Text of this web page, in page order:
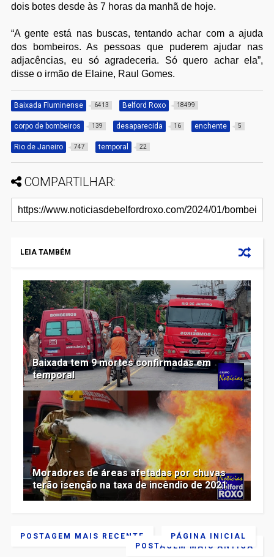
dois botes desde às 7 horas da manhã de hoje.
“A gente está nas buscas, tentando achar com a ajuda
dos bombeiros. As pessoas que puderem ajudar nas
adjacências, eu só agradeceria. Só quero achar ela”,
disse o irmão de Elaine, Raul Gomes.
Baixada Fluminense 6413 Belford Roxo 18499
corpo de bombeiros 139 desaparecida 16 enchente 5
Rio de Janeiro 747 temporal 22
COMPARTILHAR:
LEIA TAMBÉM
Baixada tem 9 mortes confirmadas em
temporal
Moradores de áreas afetadas por chuvas
terão isenção na taxa de incêndio de 2021
POSTAGEM MAIS RECENTE
POSTAGEM MAIS ANTIGA
PÁGINA INICIAL